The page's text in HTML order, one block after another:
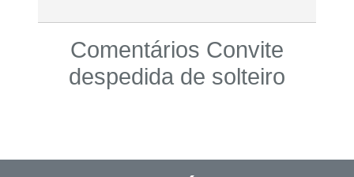
Comentários Convite
despedida de solteiro